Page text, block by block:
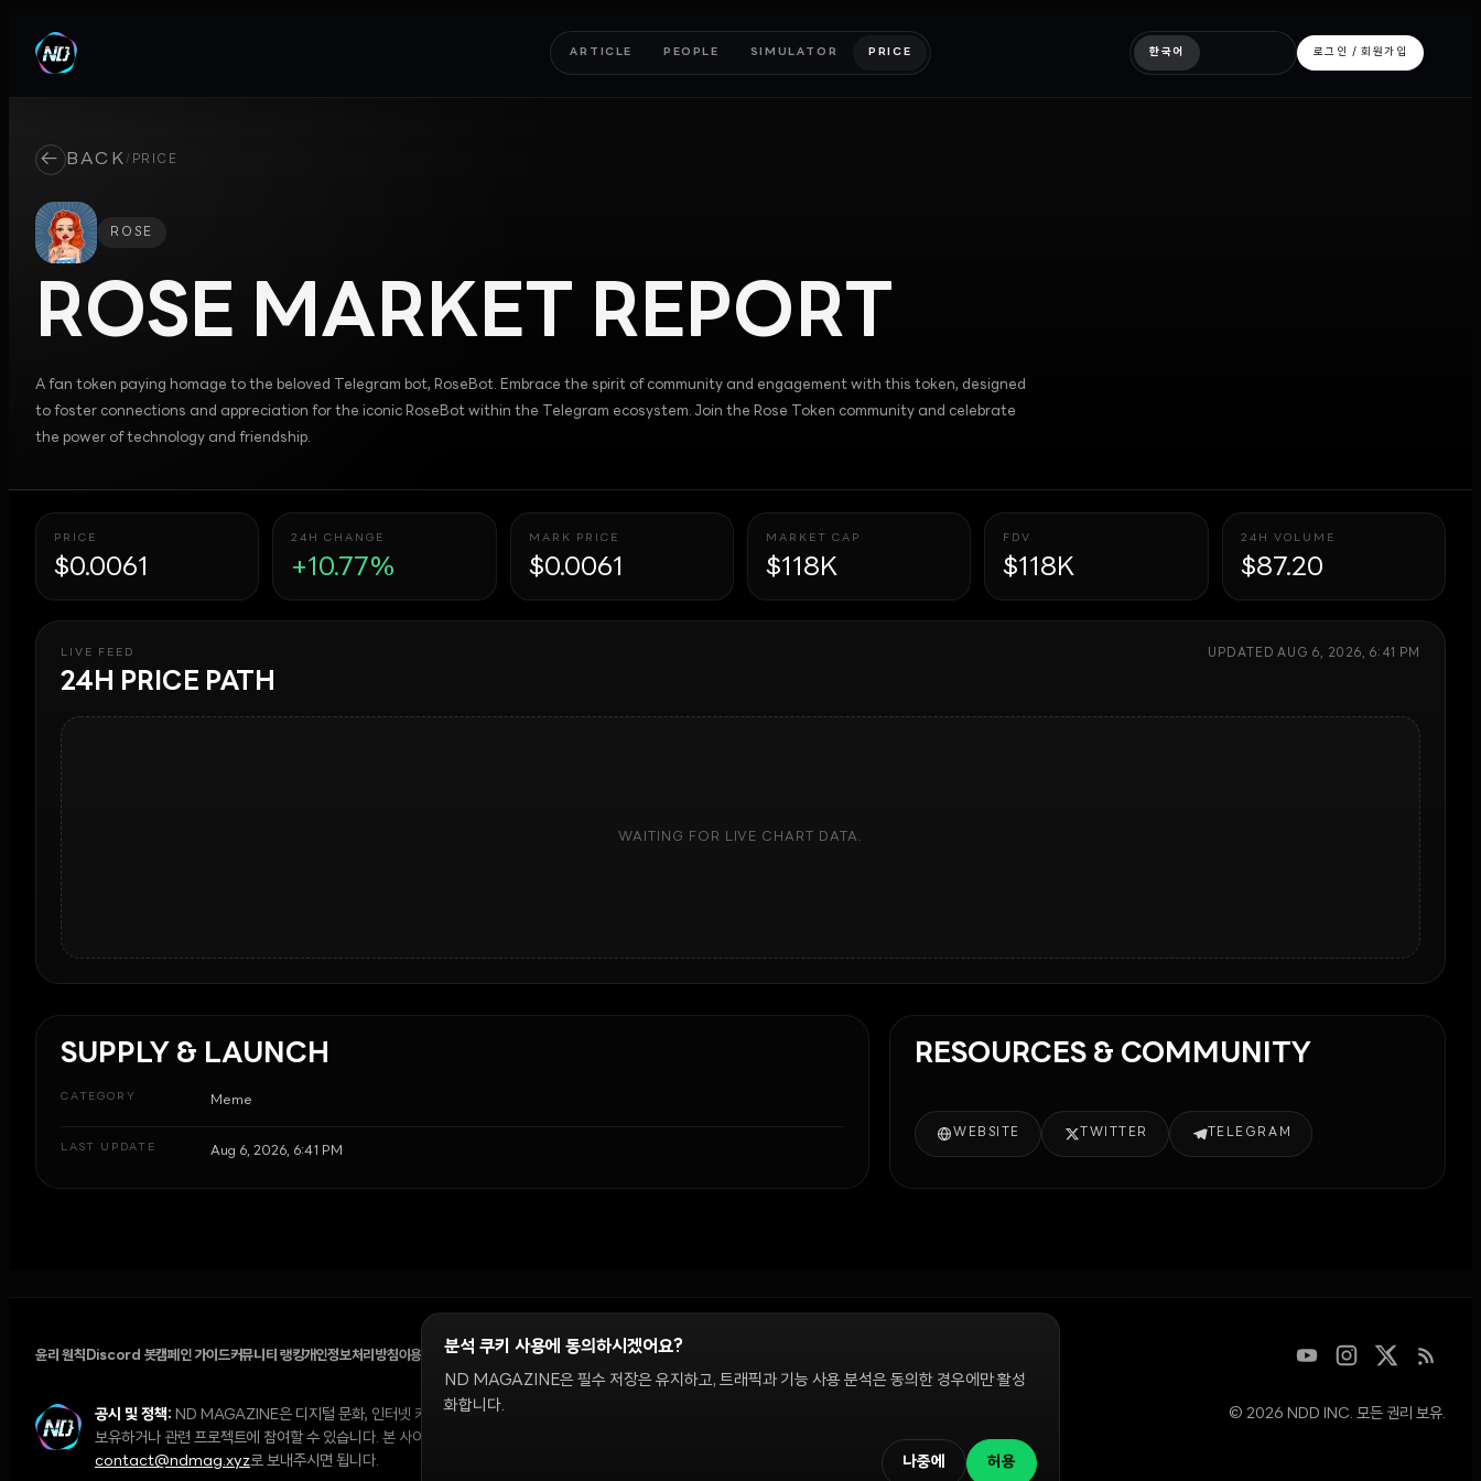
ARTICLE PEOPLE SIMULATOR PRICE 한국어 로그인 / 회원가입
← BACK / PRICE
ROSE
ROSE MARKET REPORT
A fan token paying homage to the beloved Telegram bot, RoseBot. Embrace the spirit of community and engagement with this token, designed
to foster connections and appreciation for the iconic RoseBot within the Telegram ecosystem. Join the Rose Token community and celebrate
the power of technology and friendship.
PRICE
$0.0061
24H CHANGE
+10.77%
MARK PRICE
$0.0061
MARKET CAP
$118K
FDV
$118K
24H VOLUME
$87.20
LIVE FEED
24H PRICE PATH
UPDATEDAUG 6, 2026, 6:41 PM
WAITING FOR LIVE CHART DATA.
SUPPLY & LAUNCH
CATEGORY Meme
LAST UPDATE Aug 6, 2026, 6:41 PM
RESOURCES & COMMUNITY
WEBSITE TWITTER TELEGRAM
윤리 원칙 Discord 봇캠페인 가이드커뮤니티 랭킹개인정보처리방침이용약관 쿠키 설정
공시 및 정책: ND MAGAZINE은 디지털 문화, 인터넷 커뮤니티, 온체인 시장을 다룹니다. 편집팀은 독립적으로 운영되며, 필진은 이 사이트에서 다루는 디지털 자산을
보유하거나 관련 프로젝트에 참여할 수 있습니다. 본 사이트의 의견과 해설은 정보 제공 및 논평을 위한 것이며 투자 자문이 아닙니다. 정책 문의와 편집 요청은
contact@ndmag.xyz로 보내주시면 됩니다.
© 2026 NDD INC. 모든 권리 보유.
분석 쿠키 사용에 동의하시겠어요?
ND MAGAZINE은 필수 저장은 유지하고, 트래픽과 기능 사용 분석은 동의한 경우에만 활성
화합니다.
나중에 허용